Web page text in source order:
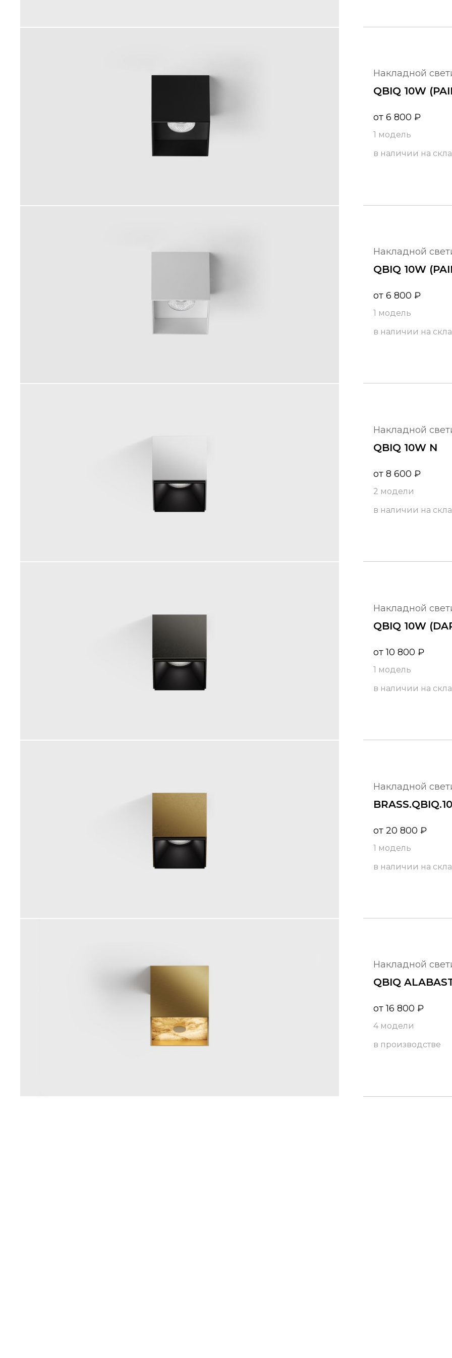
накладной
1 модель
в наличии на
QBIQ 10W
от 6 800 ₽
накладной
1 модель
в наличии на
QBIQ 10W
от 6 800 ₽
накладной
2 модели
в наличии на
QBIQ 10W N
от 8 600 ₽
накладной
1 модель
в наличии на
QBIQ 10W
от10 800 ₽
накладной
1 модель
в наличии на
от 20 800 ₽
накладной
4 модели
в производстве
QBIQ
от16 800 ₽